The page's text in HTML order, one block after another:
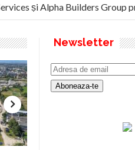
și Alpha Builders Group
Newsletter